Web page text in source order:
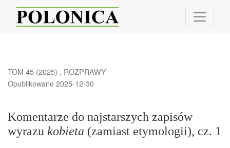
Komentarze do najstarszych zapisów wyrazu
TOM 45 (2025) , ROZPRAWY
Komentarze do najstarszych zapisów
wyrazu kobieta (zamiast etymologii), cz. 1
Opublikowane 2025-12-30